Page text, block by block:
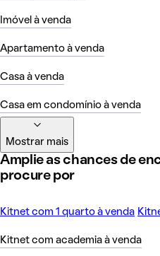
Imóvel à venda
Apartamento à venda
Casa à venda
Casa em condomínio à venda
Mostrar mais
Amplie as chances de
procure por
Kitnet com 1 quarto à venda
Kitnet com academia à venda